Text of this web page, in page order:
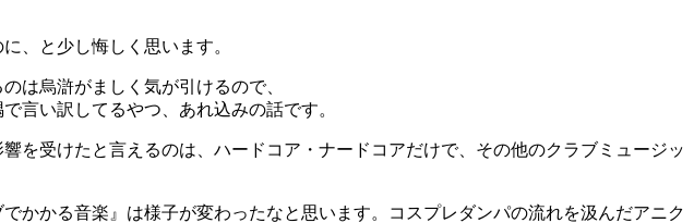
、と少し悔しく思います。
は烏滸がましく気が引けるので、
言い訳してるやつ、あれ込みの話です。
を受けたと言えるのは、ハードコア・ナードコアだけで、その他のクラブミュージッ
かかる音楽』は様子が変わったなと思います。コスプレダンパの流れを汲んだアニク